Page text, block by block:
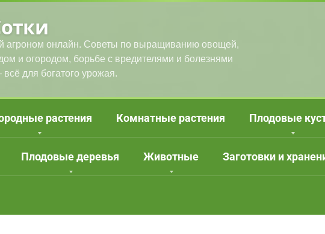
агроном онлайн. Советы по выращиванию овощей,
и огородом, борьбе с вредителями и болезнями
для богатого урожая.
растения Комнатные растения Плодовые
Плодовые деревья Животные Заготовки и